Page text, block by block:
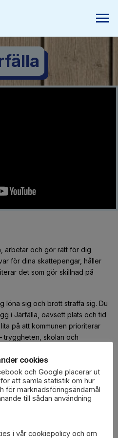
arbetar och gör rätt för dig
för dina skattepengar, håller
det som gör skillnad på
löna sig och brott straffa sig. Du
i Järfälla, oavsett plats och tid
på att kommunen prioriterar
tryggheten, skolan och
är en förutsättning för att kunna
omsorg med hög kvalitet –
så att du får behålla mer av
ska din ansträngning löna sig.
områden nära naturen. Därför
cookies
och Google placerar ut
att samla statistik om hur
för marknadsföringsändamål
till sådan användning
i vår cookiepolicy och om